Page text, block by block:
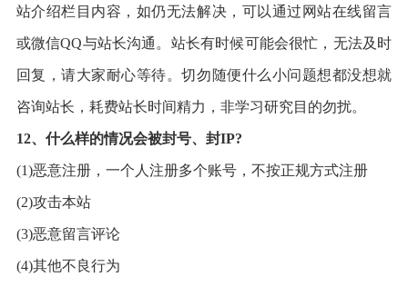
站介绍栏目内容，如仍无法解决，可以通过网站在线留言
或微信QQ与站长沟通。站长有时候可能会很忙，无法及时
回复，请大家耐心等待。切勿随便什么小问题想都没想就
咨询站长，耗费站长时间精力，非学习研究目的勿扰。
12、什么样的情况会被封号、封IP?
(1)恶意注册，一个人注册多个账号，不按正规方式注册
(2)攻击本站
(3)恶意留言评论
(4)其他不良行为